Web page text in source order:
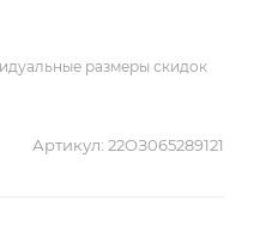
Артикул: 22ОЗ065289121
размеры скидок